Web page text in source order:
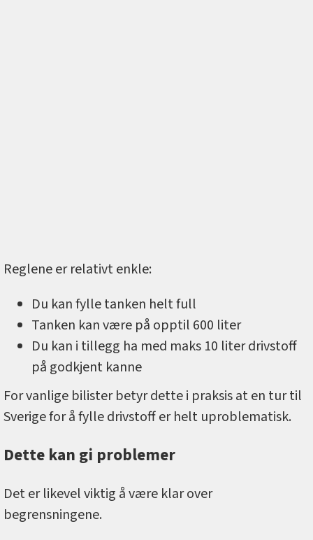
Reglene er relativt enkle:
Du kan fylle tanken helt full
Tanken kan være på opptil 600 liter
Du kan i tillegg ha med maks 10 liter drivstoff
på godkjent kanne
For vanlige bilister betyr dette i praksis at en tur til
Sverige for å fylle drivstoff er helt uproblematisk.
Dette kan gi problemer
Det er likevel viktig å være klar over
begrensningene.